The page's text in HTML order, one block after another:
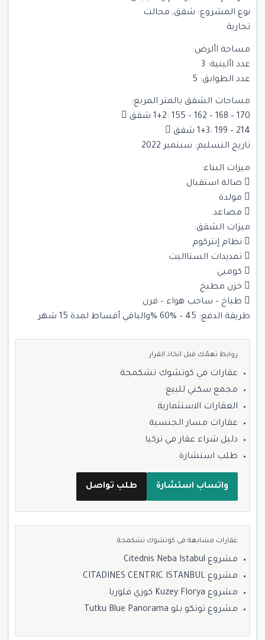
نوع المشروع: شقق, محالت
تجارية
مساحة األرض:
عدد األبنية: 3
عدد الطوابق: 5
مساحات الشقق بالمتر المربع:
170 – 168 – 162 – 155 :1+2 شقق 
214 – 199 :1+3 شقق 
تاريخ التسليم: سبتمبر 2022
ميزات البناء:
 صالة استقبال
 مولدة
 مصاعد
ميزات الشقق:
 نظام إنتركوم
 تمديدات الستااليت
 كومبي
 خزن مطبخ
 طباخ – ساحب هواء – فرن
طريقة الدفع: 45 – %60 %والباقي أقساط لمدة 15 شهر
روابط تهمّك قبل اتخاذ القرار
عقارات في كوتشوك تشكمجة
مجمع سكني للبيع
العقارات الاستثمارية
عقارات مسار الجنسية
دليل شراء عقار في تركيا
طلب استشارة
واتساب استشارة طلب تواصل
عقارات مشابهة في كوتشوك تشكمجة
مشروع Citednis Neba Istabul
مشروع CITADINES CENTRIC ISTANBUL
مشروع Kuzey Florya كوزي فلوريا
مشروع توتكو بلو Tutku Blue Panorama